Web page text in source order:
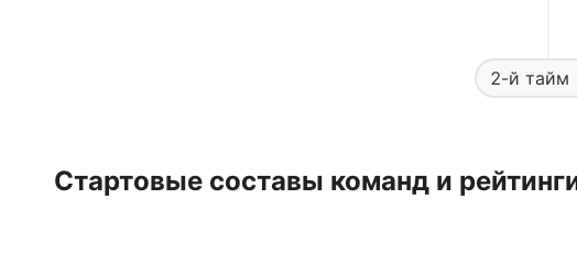
2-й тайм
Стартовые составы команд и